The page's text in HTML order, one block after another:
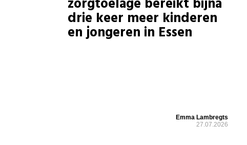
zorgtoelage bereikt bijna
drie keer meer kinderen
en jongeren in Essen
Emma Lambregts
27.07.2026